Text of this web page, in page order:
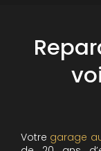
Votre garage